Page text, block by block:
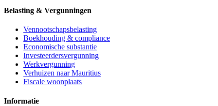
Belasting & Vergunningen
Vennootschapsbelasting
Boekhouding & compliance
Economische substantie
Investeerdersvergunning
Werkvergunning
Verhuizen naar Mauritius
Fiscale woonplaats
Informatie